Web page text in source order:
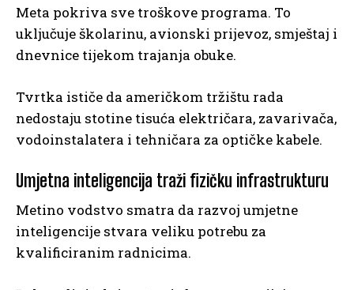
Meta pokriva sve troškove programa. To
uključuje školarinu, avionski prijevoz, smještaj i
dnevnice tijekom trajanja obuke.
Tvrtka ističe da američkom tržištu rada
nedostaju stotine tisuća električara, zavarivača,
vodoinstalatera i tehničara za optičke kabele.
Umjetna inteligencija traži fizičku infrastrukturu
Metino vodstvo smatra da razvoj umjetne
inteligencije stvara veliku potrebu za
kvalificiranim radnicima.